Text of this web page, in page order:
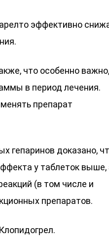
эффективно
что особенно
в период лечения.
препарат
гепаринов доказано,
у таблеток выше,
(в том числе и
препаратов.